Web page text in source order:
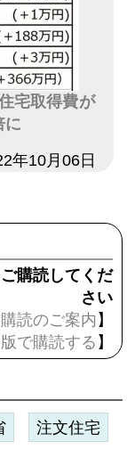
宅取得費が
に
年10月06日
購読してくだ
さい
読のご案内 】
で購読する 】
注文住宅